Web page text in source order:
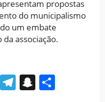
propostas
do municipalismo
um embate
associação.
X Telegram
Snapchat